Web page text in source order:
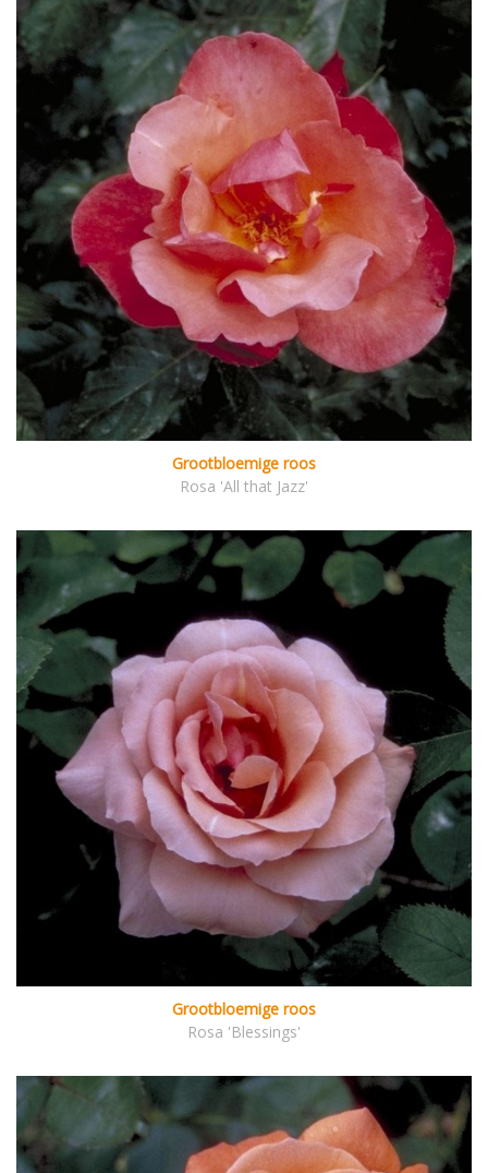
Grootbloemige roos
Rosa 'All that Jazz'
Grootbloemige roos
Rosa 'Blessings'